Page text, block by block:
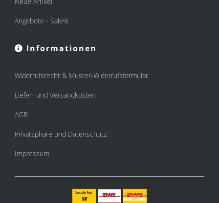
Angebote - Sale%
Informationen
Widerrufsrecht & Muster-Widerrufsformular
Liefer- und Versandkosten
AGB
Privatsphäre und Datenschutz
Impressum